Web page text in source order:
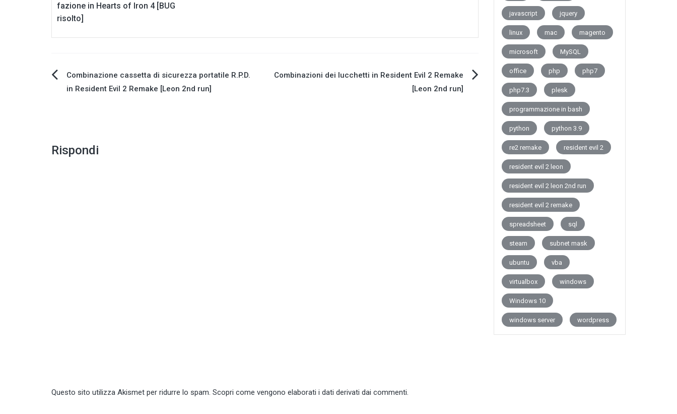
fazione in Hearts of Iron 4 [BUG
risolto]
Navigazione
Combinazione cassetta di sicurezza portatile R.P.D.
in Resident Evil 2 Remake [Leon 2nd run]
Combinazioni dei lucchetti in Resident Evil 2 Remake
[Leon 2nd run]
Rispondi
Questo sito utilizza Akismet per ridurre lo spam. Scopri come vengono elaborati i dati derivati dai commenti.
javascript jquery
linux mac magento
microsoft MySQL
office php php7
php7.3 plesk
programmazione in bash
python python 3.9
re2 remake resident evil 2
resident evil 2 leon
resident evil 2 leon 2nd run
resident evil 2 remake
spreadsheet sql
steam subnet mask
ubuntu vba
virtualbox windows
Windows 10
windows server wordpress